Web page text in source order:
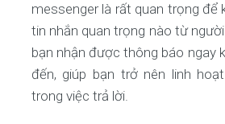
messenger là rất quan trọng để
tin nhắn quan trọng nào từ
bạn nhận được thông báo ngay
đến, giúp bạn trở nên linh
trong việc trả lời.